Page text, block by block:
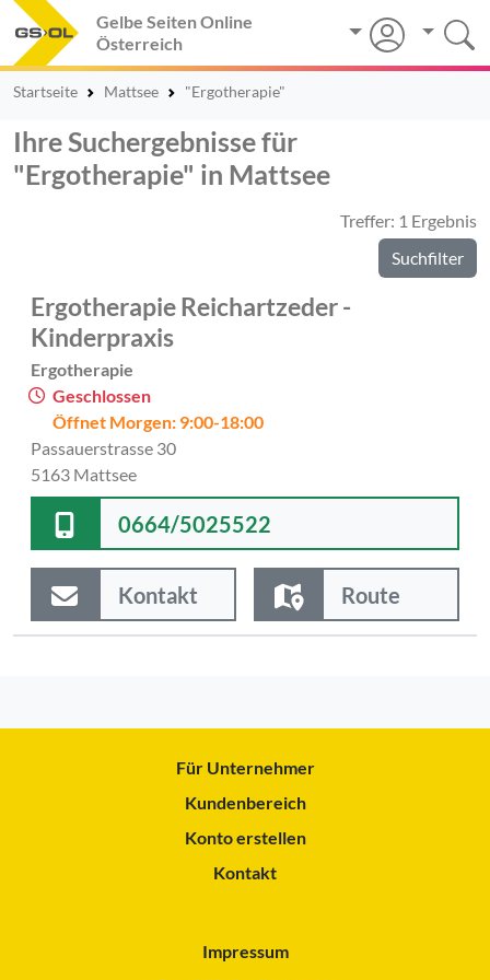
Gelbe Seiten Online
Österreich
Startseite Mattsee "Ergotherapie"
Ihre Suchergebnisse für
"Ergotherapie" in Mattsee
Treffer: 1 Ergebnis
Suchfilter
Ergotherapie Reichartzeder -
Kinderpraxis
Ergotherapie
Geschlossen
Öffnet Morgen: 9:00-18:00
Passauerstrasse 30
5163 Mattsee
0664/5025522
Kontakt Route
Für Unternehmer
Kundenbereich
Konto erstellen
Kontakt
Impressum